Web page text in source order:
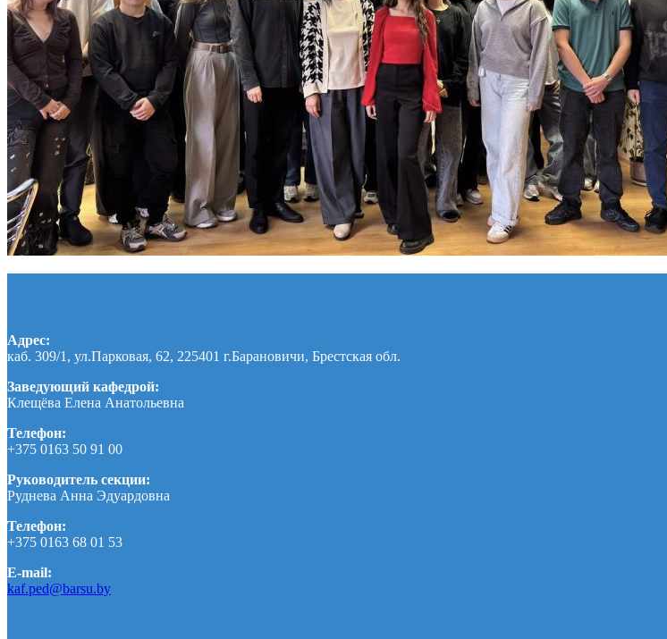
Адрес:
каб. 309/1, ул.Парковая, 62, 225401 г.Барановичи, Брестская обл.
Заведующий кафедрой:
Клещёва Елена Анатольевна
Телефон:
+375 0163 50 91 00
Руководитель секции:
Руднева Анна Эдуардовна
Телефон:
+375 0163 68 01 53
E-mail:
kaf.ped@barsu.by